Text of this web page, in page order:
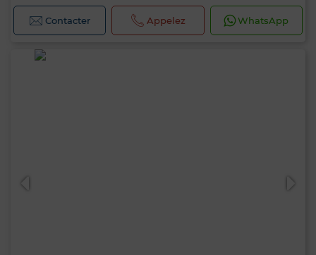
Contacter Appelez WhatsApp